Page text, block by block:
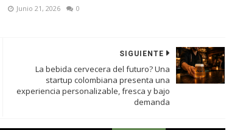
Junio 21, 2026 0
SIGUIENTE
La bebida cervecera del futuro? Una
startup colombiana presenta una
experiencia personalizable, fresca y bajo
demanda